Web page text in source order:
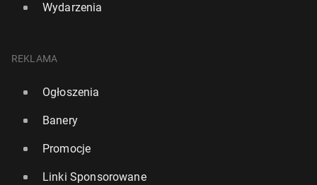
Wydarzenia
REKLAMA
Ogłoszenia
Banery
Promocje
Linki Sponsorowane